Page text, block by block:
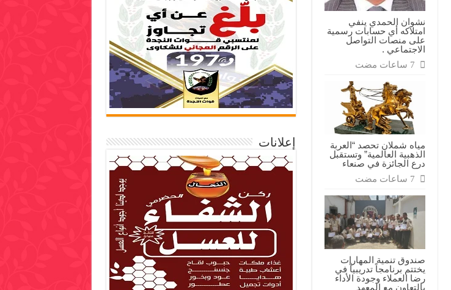
نشوان الحمدي ينفي
امتلاكه أي حسابات رسمية
على منصات التواصل
الاجتماعي .
مياه شملان تحصد “العربة
الذهبية العالمية” وتستقبل
درع الجائزة في صنعاء
صندوق تنمية المهارات
يختتم برنامجاً تدريبياً في
رضا العملاء وجودة الأداء
بالتعاون مع المعهد
إعلانات